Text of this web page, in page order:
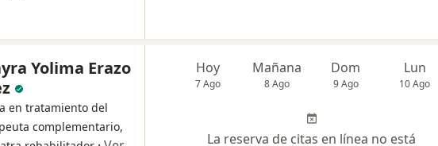
Yolima Erazo
en tratamiento del
complementario,
Hoy
7 Ago
Mañana
8 Ago
Dom
9 Ago
Lun
10 Ago
La reserva de citas en línea no está